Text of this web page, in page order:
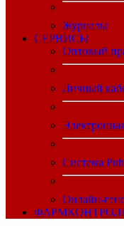
Журналы
CЕРВИСЫ
Оптовый
Личный
Система
Онлайн-